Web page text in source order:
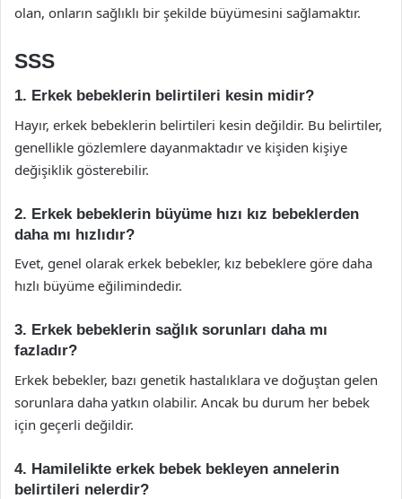
olan, onların sağlıklı bir şekilde büyümesini sağlamaktır.
SSS
1. Erkek bebeklerin belirtileri kesin midir?
Hayır, erkek bebeklerin belirtileri kesin değildir. Bu belirtiler,
genellikle gözlemlere dayanmaktadır ve kişiden kişiye
değişiklik gösterebilir.
2. Erkek bebeklerin büyüme hızı kız bebeklerden
daha mı hızlıdır?
Evet, genel olarak erkek bebekler, kız bebeklere göre daha
hızlı büyüme eğilimindedir.
3. Erkek bebeklerin sağlık sorunları daha mı
fazladır?
Erkek bebekler, bazı genetik hastalıklara ve doğuştan gelen
sorunlara daha yatkın olabilir. Ancak bu durum her bebek
için geçerli değildir.
4. Hamilelikte erkek bebek bekleyen annelerin
belirtileri nelerdir?